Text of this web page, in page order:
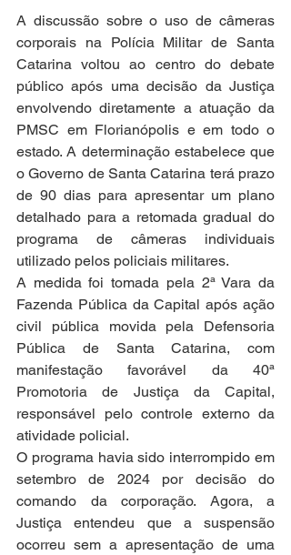
A discussão sobre o uso de câmeras
corporais na Polícia Militar de Santa
Catarina voltou ao centro do debate
público após uma decisão da Justiça
envolvendo diretamente a atuação da
PMSC em Florianópolis e em todo o
estado. A determinação estabelece que
o Governo de Santa Catarina terá prazo
de 90 dias para apresentar um plano
detalhado para a retomada gradual do
programa de câmeras individuais
utilizado pelos policiais militares.
A medida foi tomada pela 2ª Vara da
Fazenda Pública da Capital após ação
civil pública movida pela Defensoria
Pública de Santa Catarina, com
manifestação favorável da 40ª
Promotoria de Justiça da Capital,
responsável pelo controle externo da
atividade policial.
O programa havia sido interrompido em
setembro de 2024 por decisão do
comando da corporação. Agora, a
Justiça entendeu que a suspensão
ocorreu sem a apresentação de uma